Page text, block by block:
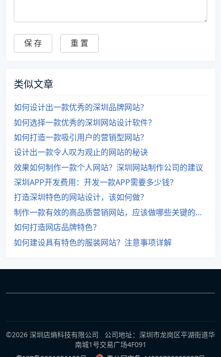
类似文章
如何设计出一款优秀的深圳品牌网站？
如何选择一款优秀的深圳网站设计软件？
如何打造一款吸引用户的营销型网站？
设计出一款令人叹为观止的网站的秘诀
效果如何制作一款个人网站？深圳网站制作公司的建议
深圳APP开发费用：开发一款APP需要多少钱？
打造深圳特色的网站设计，该如何做？
制作一款有效的高品质营销网站，应该做哪些关键的事情？
如何打造网店品牌特色？
如何建设具有特色的服装网站？注意事项详解
©2026 深圳店熵科技有限公司 公司地址：深圳市龙岗区平湖街道华
南城1号交易广场4F091